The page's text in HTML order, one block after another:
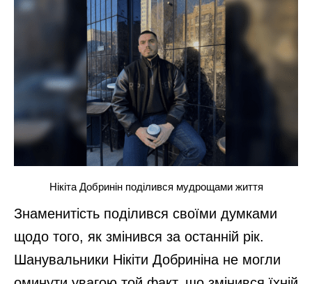
Нікіта Добринін поділився мудрощами життя
Знаменитість поділився своїми думками
щодо того, як змінився за останній рік.
Шанувальники Нікіти Добриніна не могли